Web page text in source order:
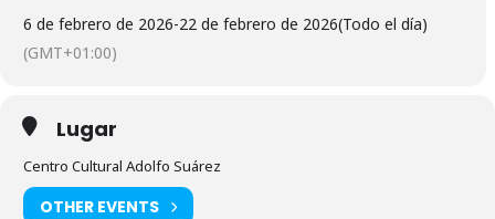
6 de febrero de 2026-22 de febrero de 2026(Todo el día)
(GMT+01:00)
Lugar
Centro Cultural Adolfo Suárez
OTHER EVENTS